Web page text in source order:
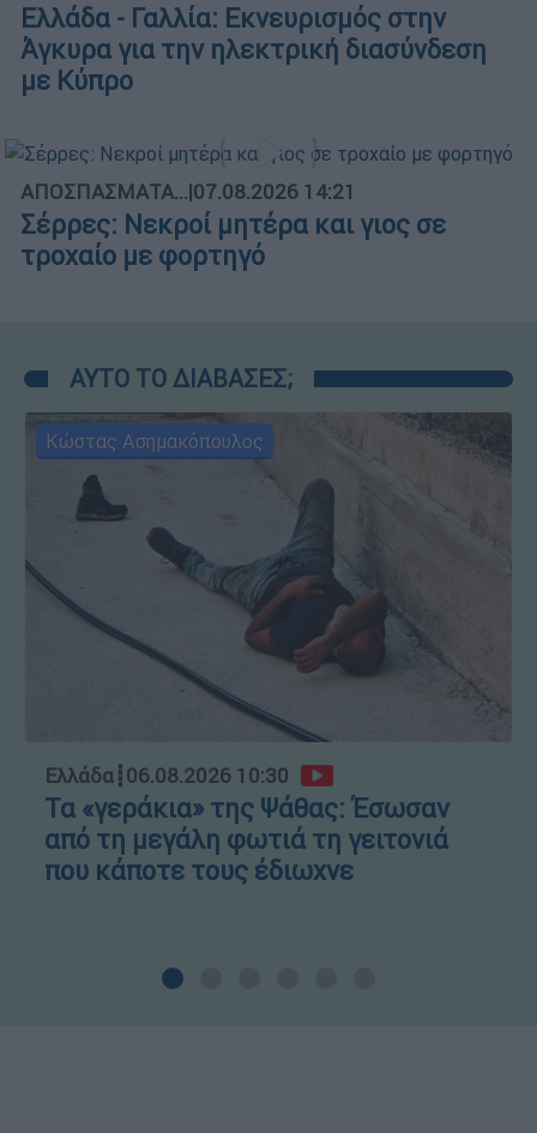
Ελλάδα - Γαλλία: Εκνευρισμός στην
Άγκυρα για την ηλεκτρική διασύνδεση
με Κύπρο
ΑΠΟΣΠΑΣΜΑΤΑ...|07.08.2026 14:21
Σέρρες: Νεκροί μητέρα και γιος σε
τροχαίο με φορτηγό
ΑΥΤΟ ΤΟ ΔΙΑΒΑΣΕΣ;
Κώστας Ασημακόπουλος
Ελλάδα┋06.08.2026 10:30
Τα «γεράκια» της Ψάθας: Έσωσαν
από τη μεγάλη φωτιά τη γειτονιά
που κάποτε τους έδιωχνε